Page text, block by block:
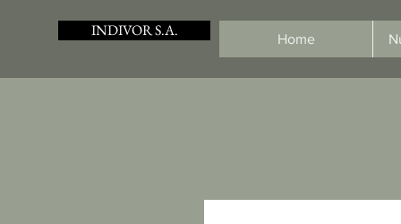
INDIVOR S.A. Home